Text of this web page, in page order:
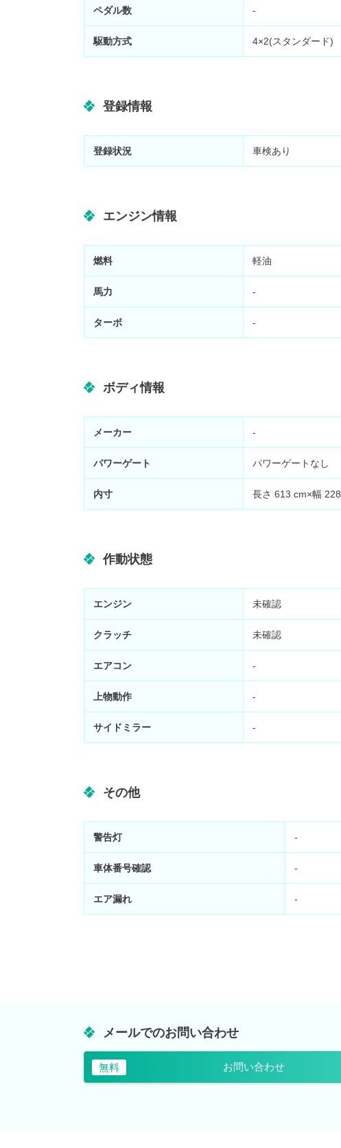
ペダル数 -
駆動方式 4×2(スタンダード)
登録情報
登録状況 車検あり
エンジン情報
燃料 軽油
馬力 -
ターボ -
ボディ情報
メーカー -
パワーゲート パワーゲートなし
内寸 長さ 613 cm×幅 228
作動状態
エンジン 未確認
クラッチ 未確認
エアコン -
上物動作 -
サイドミラー -
その他
警告灯 -
車体番号確認 -
エア漏れ -
メールでのお問い合わせ
無料 お問い合わせ